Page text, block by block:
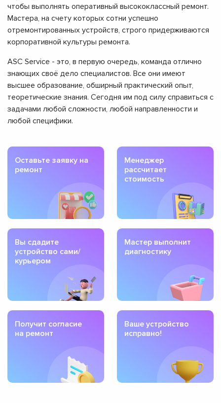
чтобы выполнять оперативный высококлассный ремонт.
Мастера, на счету которых сотни успешно
отремонтированных устройств, строго придерживаются
корпоративной культуры ремонта.
ASC Service - это, в первую очередь, команда отлично
знающих своё дело специалистов. Все они имеют
высшее образование, обширный практический опыт,
теоретические знания. Сегодня им под силу справиться с
задачами любой сложности, любой направленности и
любой специфики.
Оставьте заявку на
ремонт
Менеджер
рассчитает
стоимость
Вы сдадите
устройство сами/
курьером
Мастер выполнит
диагностику
Получит согласие
на ремонт
Ваше устройство
исправно!